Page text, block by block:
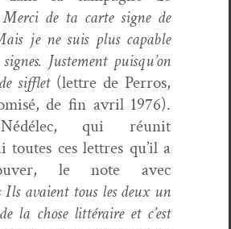
de ta carte signe de
je ne suis plus capa­ble
Juste­ment puisqu’on
sif­flet (let­tre de Per­ros,
de fin avril 1976).
qui réu­nit
toutes ces let­tres qu’il a
le note avec
Ils avaient tous les deux un
la chose lit­téraire et c’est